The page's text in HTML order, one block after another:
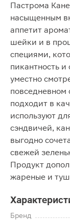
Пастрома
насыщенным
аппетит
шейки и в
специями,
пикантность
уместно
повседневном
подходит в
используют
сэндвичей,
выгодно
свежей
Продукт
жареные и
Бренд